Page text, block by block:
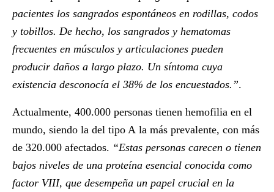
pacientes los sangrados espontáneos en rodillas, codos
y tobillos. De hecho, los sangrados y hematomas
frecuentes en músculos y articulaciones pueden
producir daños a largo plazo. Un síntoma cuya
existencia desconocía el 38% de los encuestados.”.
Actualmente, 400.000 personas tienen hemofilia en el
mundo, siendo la del tipo A la más prevalente, con más
de 320.000 afectados. “Estas personas carecen o tienen
bajos niveles de una proteína esencial conocida como
factor VIII, que desempeña un papel crucial en la